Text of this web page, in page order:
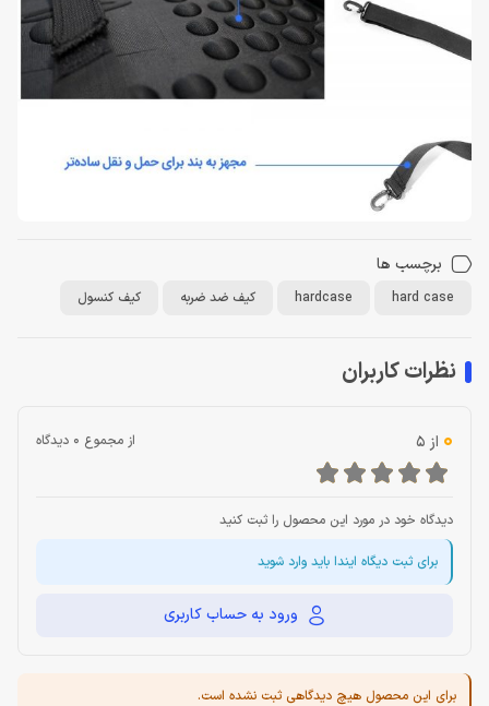
برچسب ها
hard case
hardcase کیف ضد ضربه کیف کنسول
نظرات کاربران
0 از 5 از مجموع 0 دیدگاه
دیدگاه خود در مورد این محصول را ثبت کنید
برای ثبت دیگاه ایندا باید وارد شوید
ورود به حساب کاربری
برای این محصول هیچ دیدگاهی ثبت نشده است.